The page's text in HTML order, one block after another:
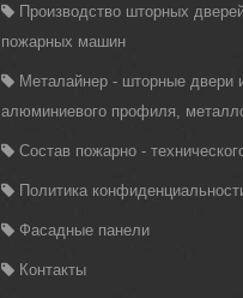
Производство шторных
пожарных машин
Металайнер - шторные
алюминиевого профиля,
Состав пожарно -
Политика
Фасадные панели
Контакты